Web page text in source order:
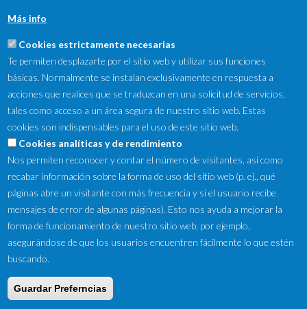
NewsLetter
Más info
Cookies estrictamente necesarias
Te permiten desplazarte por el sitio web y utilizar sus funciones
básicas. Normalmente se instalan exclusivamente en respuesta a
acciones que realices que se traduzcan en una solicitud de servicios,
tales como acceso a un área segura de nuestro sitio web. Estas
cookies son indispensables para el uso de este sitio web.
Cookies analíticas y de rendimiento
Nos permiten reconocer y contar el número de visitantes, así como
recabar información sobre la forma de uso del sitio web (p. ej., qué
páginas abre un visitante con más frecuencia y si el usuario recibe
mensajes de error de algunas páginas). Esto nos ayuda a mejorar la
forma de funcionamiento de nuestro sitio web, por ejemplo,
asegurándose de que los usuarios encuentren fácilmente lo que estén
buscando.
Guardar Preferncias